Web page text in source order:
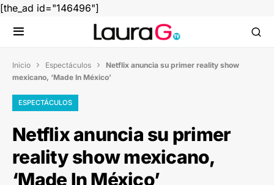
[the_ad id="146496"]
Inicio  Espectáculos  Netflix anuncia su primer reality show
mexicano, ‘Made In México’
ESPECTÁCULOS
Netflix anuncia su primer
reality show mexicano,
‘Made In México’